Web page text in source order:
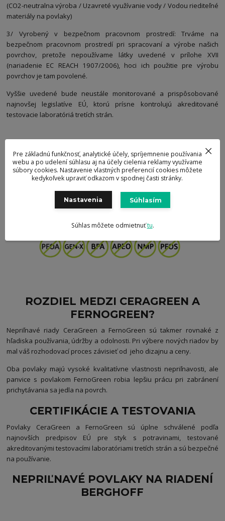
(CO2-neutralna výroba / Uzavreté využívanie vody / Vodou riediteľné
materiály na povlaky)
3/ Vyrobený v bezpečnom pracovnom prostredí: Trváme na
bezpečnom pracovnom prostredí pri spracovaní a výrobe našich
povrchov, pretože nepoužívame látky uvedené v prílohe XVII
(nariadenie EC REACH 1907/2006), hoci ich použitie pre výrobu
povrchov je tam povolené.
Vyššie uvedené bude neustále monitorované a prispôsobované
najnovšej legislatíve EÚ, ktorú prísne kontrolujú akreditované
testovacie laboratóriá tretích strán.
ROZDIEL MEDZI CERAGREEN A
FERNOGREEN?
Nepriľnavé riady CeraGreen a FernoGreen sú takmer rovnaké z
hľadiska používania, údržby a odolnosti. Pri výbere nových riadov by
mal váš rozhodovací proces závisieť od jeho dizajnu a ceny.
Oba povlaky majú vysoké kvalitatívne vlastnosti nepriľnavosti, ale
panvice s povlakom FernoGreen robia lepšiu prácu pri zabránení
prichytávania sa jedla na povrch.
CERTIFIKÁCIE A TESTOVANIA
Povlaky CeraGreen a FernoGreen sú úplne schválené podľa
najnovších predpisov EÚ pre styk s potravinami, testované
akreditovanými testovacími laboratóriami tretích strán a sú bezpečné
na používanie.
NEPRIĽNAVÉ POVLAKY NA RIADENÍ
BERGHOFF
Pre základnú funkčnosť, analytické účely, spríjemnenie používania
webu a po udelení súhlasu aj na účely cielenia reklamy využívame
súbory cookies. Nastavenie vlastných preferencií cookies môžete
kedykoľvek upraviť odkazom v spodnej časti stránky.
Nastavenia Súhlasím
Súhlas môžete odmietnuťtu.